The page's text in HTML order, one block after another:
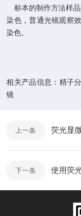
标本的制作方法样
染色，普通光镜观察
染色。
相关产品信息：精子
镜
上一条 荧光显
下一条 使用荧